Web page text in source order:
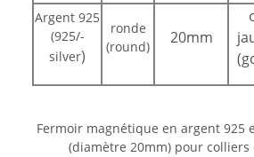
Argent 925
(925/-
silver)
ronde
(round)
20mm
Fermoir magnétique en argent 925
(diamètre 20mm) pour colliers